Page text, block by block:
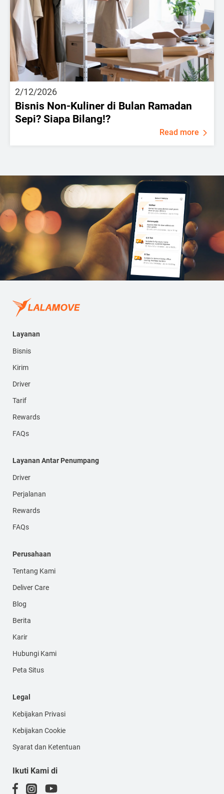
2/12/2026
Bisnis Non-Kuliner di Bulan Ramadan
Sepi? Siapa Bilang!?
Read more
Layanan
Bisnis
Kirim
Driver
Tarif
Rewards
FAQs
Layanan Antar Penumpang
Driver
Perjalanan
Rewards
FAQs
Perusahaan
Tentang Kami
Deliver Care
Blog
Berita
Karir
Hubungi Kami
Peta Situs
Legal
Kebijakan Privasi
Kebijakan Cookie
Syarat dan Ketentuan
Ikuti Kami di